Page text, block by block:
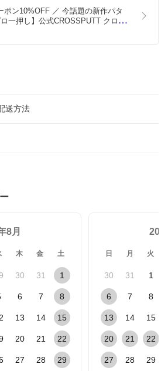
ポン10%OFF ／ 今話題の新作パタ
一押し】公式CROSSPUTT クロス
送方法
8月
木 金 土
30 31 1
6 7 8
13 14 15
20 21 22
27 28 29
日 月 火
30 31 1
6 7 8
13 14 15
20 21 22
27 28 29